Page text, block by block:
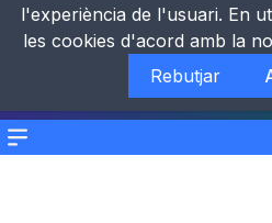
Menu
l'experiència de l'usuari. En
les cookies d'acord amb la
Rebutjar